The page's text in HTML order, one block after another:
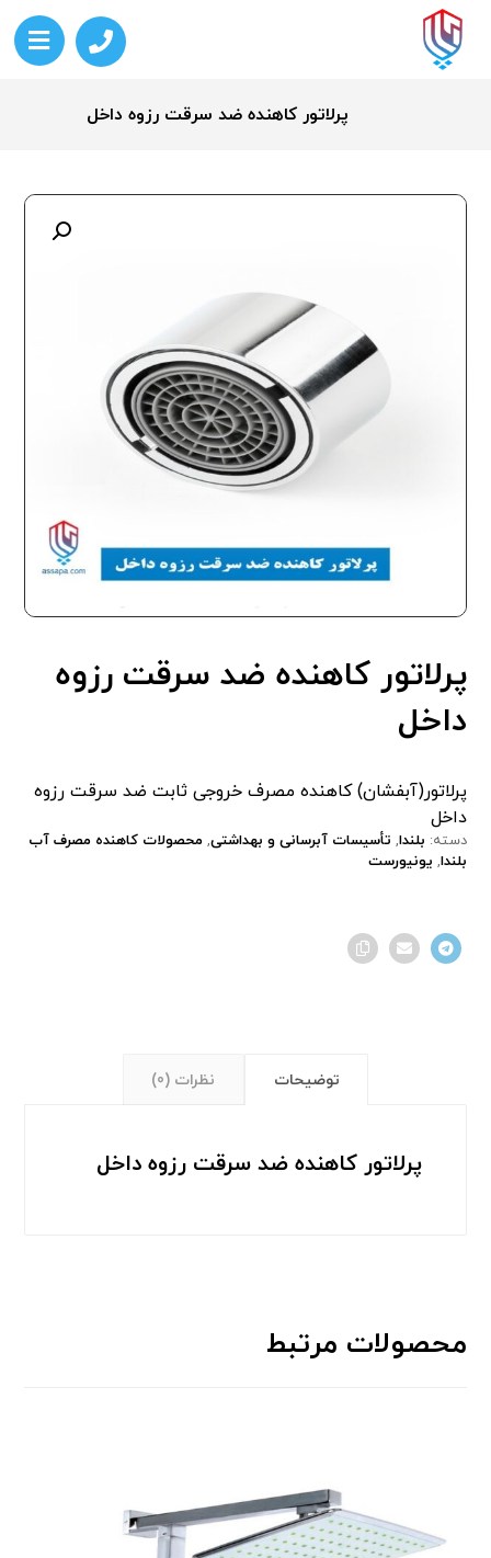
پرلاتور کاهنده ضد سرقت رزوه داخل
پرلاتور کاهنده ضد سرقت رزوه
داخل
پرلاتور(آبفشان) کاهنده مصرف خروجی ثابت ضد سرقت رزوه
داخل
دسته: بلندا, تأسیسات آبرسانی و بهداشتی,محصولات کاهنده مصرف آب
بلندا, یونیورست
توضیحات نظرات (0)
پرلاتور کاهنده ضد سرقت رزوه داخل
محصولات مرتبط